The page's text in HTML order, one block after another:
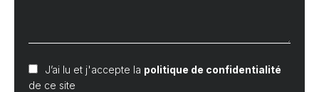
J’ai lu et j'accepte la politique de confidentialité
de ce site